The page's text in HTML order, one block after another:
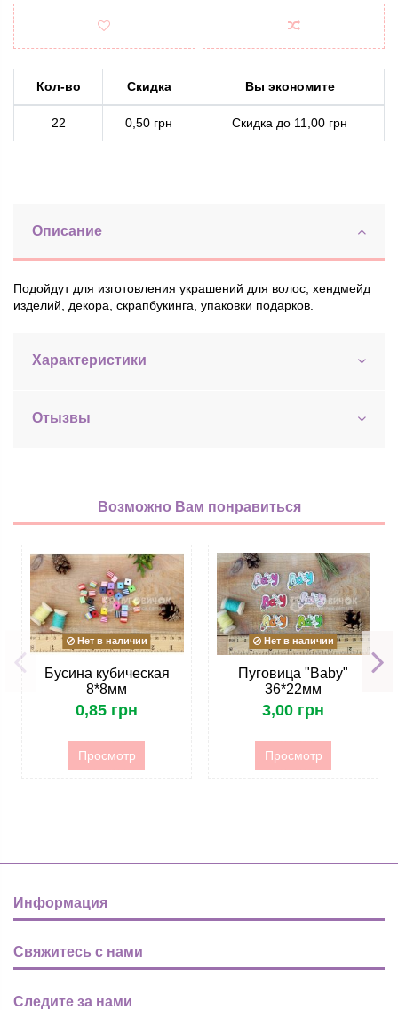
Кол-во Скидка Вы экономите
22 0,50 грн Скидка до 11,00 грн
Описание
Подойдут для изготовления украшений для волос, хендмейд
изделий, декора, скрапбукинга, упаковки подарков.
Характеристики
Отызвы
Возможно Вам понравиться
Нет в наличии
Бусина кубическая
8*8мм
0,85 грн
Просмотр
Нет в наличии
Пуговица "Baby"
36*22мм
3,00 грн
Просмотр
Информация
Свяжитесь с нами
Следите за нами